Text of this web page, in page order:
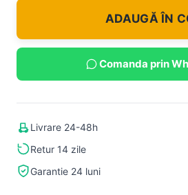
ADAUGĂ ÎN
Comanda prin
Livrare 24-48h
Retur 14 zile
Garantie 24 luni